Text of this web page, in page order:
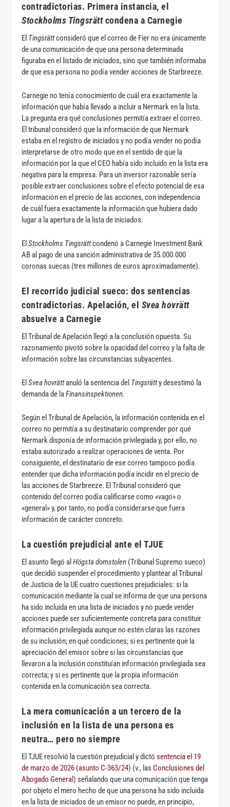
contradictorias. Primera instancia, el
Stockholms Tingsrättcondena a Carnegie
El Tingsrättconsideró que el correo de Fier no era únicamente
de una comunicación de que una persona determinada
figuraba en el listado de iniciados, sino que también informaba
de que esa persona no podía vender acciones de Starbreeze.
Carnegie no tenía conocimiento de cuál era exactamente la
información que había llevado a incluir a Nermark en la lista.
La pregunta era qué conclusiones permitía extraer el correo.
El tribunal consideró que la información de que Nermark
estaba en el registro de iniciados y no podía vender no podía
interpretarse de otro modo que en el sentido de que la
información por la que el CEO había sido incluido en la lista era
negativa para la empresa. Para un inversor razonable sería
posible extraer conclusiones sobre el efecto potencial de esa
información en el precio de las acciones, con independencia
de cuál fuera exactamente la información que hubiera dado
lugar a la apertura de la lista de iniciados.
ElStockholms Tingsrättcondenó a Carnegie Investment Bank
AB al pago de una sanción administrativa de 35.000.000
coronas suecas (tres millones de euros aproximadamente).
El recorrido judicial sueco: dos sentencias
contradictorias. Apelación, el Svea hovrätt
absuelve a Carnegie
El Tribunal de Apelación llegó a la conclusión opuesta. Su
razonamiento pivotó sobre la opacidad del correo y la falta de
información sobre las circunstancias subyacentes.
ElSvea hovrättanuló la sentencia del Tingsrätty desestimó la
demanda de laFinansinspektionen.
Según el Tribunal de Apelación, la información contenida en el
correo no permitía a su destinatario comprender por qué
Nermark disponía de información privilegiada y, por ello, no
estaba autorizado a realizar operaciones de venta. Por
consiguiente, el destinatario de ese correo tampoco podía
entender que dicha información podía incidir en el precio de
las acciones de Starbreeze. El Tribunal consideró que
contenido del correo podía calificarse como «vago» o
«general» y, por tanto, no podía considerarse que fuera
información de carácter concreto.
La cuestión prejudicial ante el TJUE
El asunto llegó alHögsta domstolen (Tribunal Supremo sueco)
que decidió suspender el procedimiento y plantear al Tribunal
de Justicia de la UE cuatro cuestiones prejudiciales: si la
comunicación mediante la cual se informa de que una persona
ha sido incluida en una lista de iniciados y no puede vender
acciones puede ser suficientemente concreta para constituir
información privilegiada aunque no estén claras las razones
de su inclusión; en qué condiciones; si es pertinente que la
apreciación del emisor sobre si las circunstancias que
llevaron a la inclusión constituían información privilegiada sea
correcta; y si es pertinente que la propia información
contenida en la comunicación sea correcta.
La mera comunicación a un tercero de la
inclusión en la lista de una persona es
neutra… pero no siempre
El TJUE resolvió la cuestión prejudicial y dictósentencia el 19
de marzo de 2026 (asunto C-363/24) (v., las Conclusiones del
Abogado General) señalando que una comunicación que tenga
por objeto el mero hecho de que una persona ha sido incluida
en la lista de iniciados de un emisor no puede, en principio,